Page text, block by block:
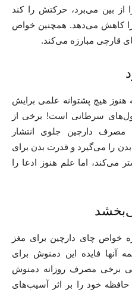
از بین می‌برد، حرکتش را کند
کاهش می‌دهد. همچنین خواص
قارچی مبارزه می‌کند.
هنوز هیچ پشتوانه علمی برایش
سرطانی است! برخی از
دارچین جلوی انتشار
را می‌گیرد و قدرت بدن برای
می‌کند، اما علم هنوز ادعا را
خواص چای دارچین برای مغز
آنها فایده این دمنوش برای
برخی مصرف روزانه دمنوش
خود را بر اثر آسیب‌های